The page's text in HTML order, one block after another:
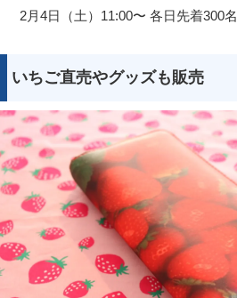
2月4日（土）11:00〜 各日先着300名
いちご直売やグッズも販売